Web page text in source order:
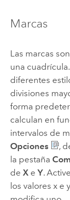
Marcas
Las marcas
una
diferentes
divisiones
forma
calculan en
intervalos de
Opciones
,
la pestaña
de Xe Y. Active
los valores x e